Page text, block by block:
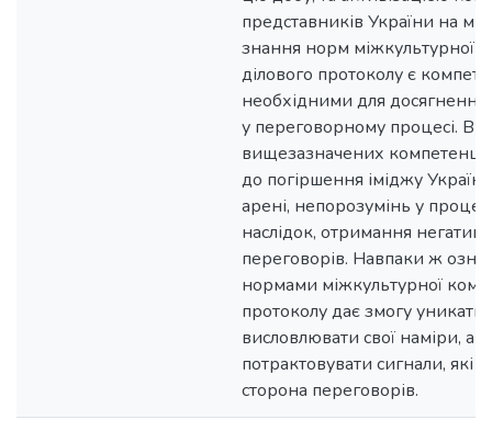
представників України на
знання норм міжкультурної
ділового протоколу є
необхідними для досягнення
у переговорному процесі.
вищезазначених
до погіршення іміджу
арені, непорозумінь у процесі
наслідок, отримання
переговорів. Навпаки ж
нормами міжкультурної
протоколу дає змогу уникати
висловлювати свої наміри, а
потрактовувати сигнали, які
сторона переговорів.